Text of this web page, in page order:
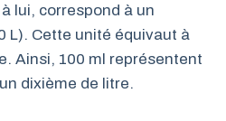
lui, correspond à un
L). Cette unité équivaut à
Ainsi, 100 ml représentent
dixième de litre.